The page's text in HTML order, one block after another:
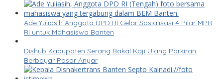
Ade Yuliasih Anggota DPD RI Gelar Sosialisasi 4 Pilar MPR
RI untuk Mahasiswa Banten
Dishub Kabupaten Serang Bakal Kaji Ulang Parkiran
Berbayar Pasar Anyar